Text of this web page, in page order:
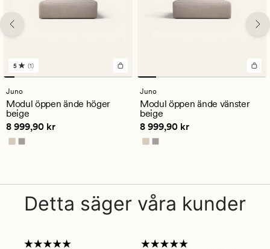
1
omdömen
med
ett
genomsnittligt
betyg
på
5
5 (1)
Juno
Modul öppen ände höger
beige
Pris 8 999,90 kr
8 999,90 kr
Juno
Modul öppen ände vänster
beige
Pris 8 999,90 kr
8 999,90 kr
Detta säger våra kunder